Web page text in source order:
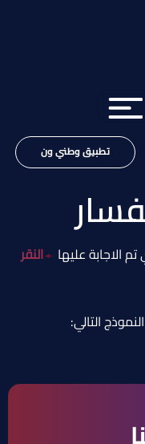
تطبيق وطني ون
الاجابة عليها
النقر
التالي: